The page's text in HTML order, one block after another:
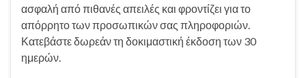
ασφαλή από πιθανές απειλές και φροντίζει για το
απόρρητο των προσωπικών σας πληροφοριών.
Κατεβάστε δωρεάν τη δοκιμαστική έκδοση των 30
ημερών.